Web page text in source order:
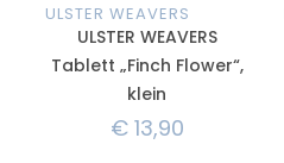
ULSTER WEAVERS
ULSTER WEAVERS
Tablett „Finch Flower“,
klein
€13,90